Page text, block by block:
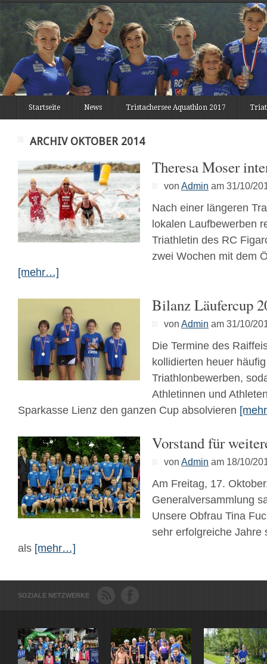
Startseite News Tristachersee Aquathlon 2017
ARCHIV OKTOBER 2014
Theresa Moser
von Admin am 31/10/
Nach einer längeren
lokalen Laufbewerben
Triathletin des RC
zwei Wochen mit dem
[mehr…]
Bilanz Läufercup
von Admin am 31/10/
Die Termine des
kollidierten heuer
Triathlonbewerben,
Athletinnen und
Sparkasse Lienz den ganzen Cup absolvieren
Vorstand für
von Admin am 18/10/
Am Freitag, 17.
Generalversammlung
Unsere Obfrau Tina
sehr erfolgreiche Jahre
als [mehr…]
SOZIALE NETZWERKE